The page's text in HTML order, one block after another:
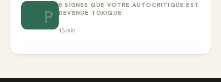
P
5 SIGNES QUE VOTRE AUTOCRITIQUE EST
DEVENUE TOXIQUE
13 min